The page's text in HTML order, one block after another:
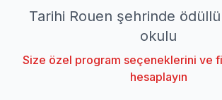
Tarihi Rouen şehrinde ödüllü
okulu
Size özel program seçeneklerini ve
hesaplayın